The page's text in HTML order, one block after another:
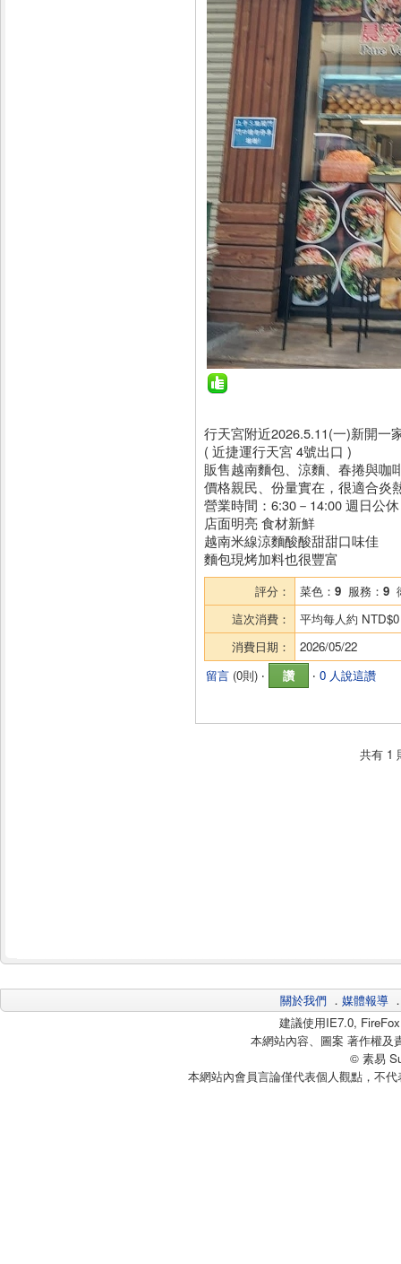
行天宮附近2026.5.11(一)新開一
( 近捷運行天宮 4號出口 )
販售越南麵包、涼麵、春捲與咖
價格親民、份量實在，很適合炎
營業時間：6:30－14:00 週日公休
店面明亮 食材新鮮
越南米線涼麵酸酸甜甜口味佳
麵包現烤加料也很豐富
評分： 菜色： 9 服務： 9
這次消費：
平均每人約 NTD$0
消費日期：
2026/05/22
留言 (0則) ‧ 讚 ‧ 0 人說這讚
共有 1
關於我們 ． 媒體報導
建議使用IE7.0,
本網站內容、圖案 著作權及
© 素易
本網站內會員言論僅代表個人觀點，不